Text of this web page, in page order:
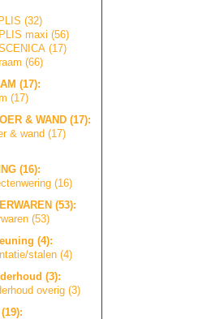
(32)
maxi (56)
(17)
(66)
(17):
(17)
& WAND (17):
& wand (17)
(16):
(16)
(53):
(53)
ning (4):
atie/stalen (4)
(3):
overig (3)